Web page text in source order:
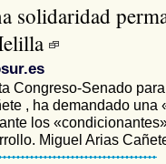
solidaridad
Congreso-Senado
, ha demandado una
los
Miguel Arias